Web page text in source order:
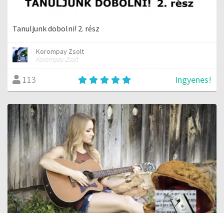
Tanuljunk dobolni! 2. rész
Korompay Zsolt
Korompay Zsolt
113 Ingyenes!